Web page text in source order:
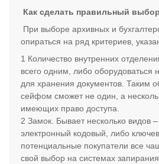
Как сделать правильный
При выборе архивных и
опираться на ряд критериев,
Количество внутренних
всего одним, либо оборудоваться
для хранения документов. Таким
сейфом сможет не один, а
имеющих право доступа.
Замок. Бывает несколько видов
электронный кодовый, либо
потенциальные покупатели все
свой выбор на системах